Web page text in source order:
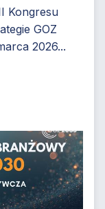
Kongresu
GOZ
2026...